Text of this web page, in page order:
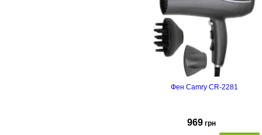
Фен Camry CR-2281
969 грн